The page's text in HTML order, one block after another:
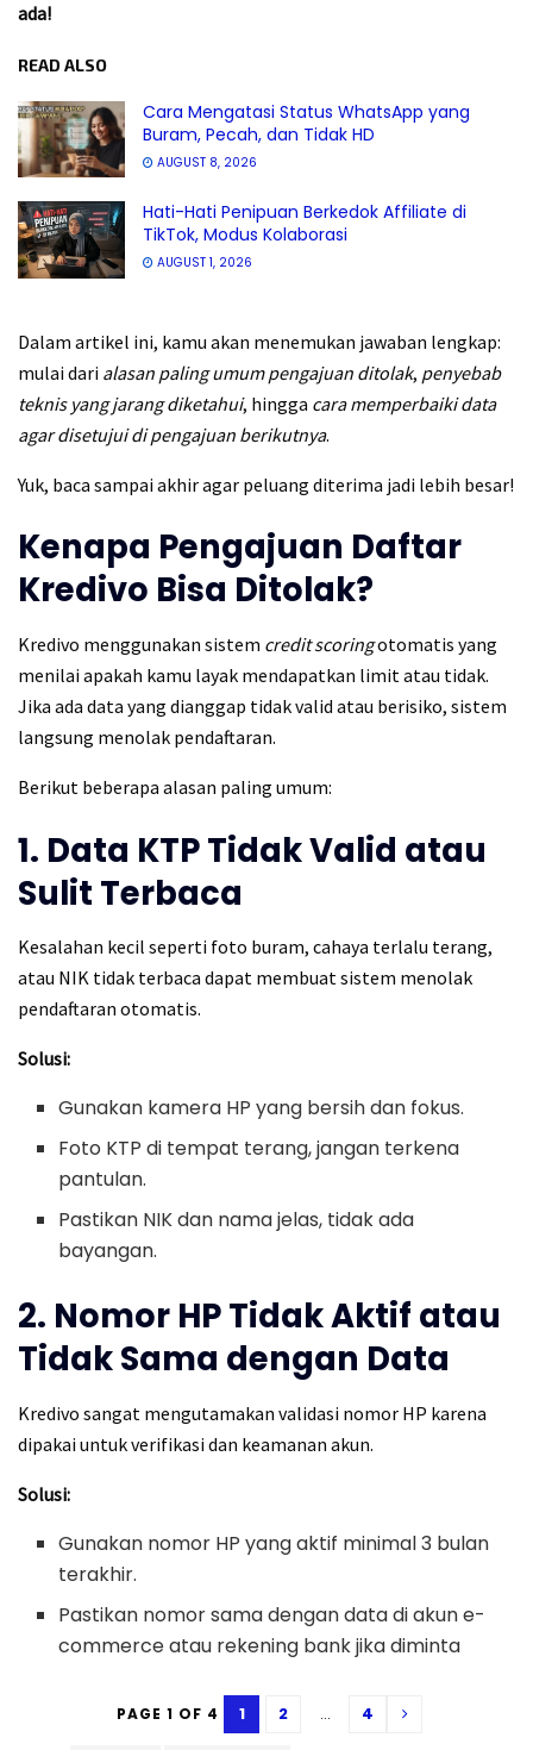
ada!
READ ALSO
Cara Mengatasi Status WhatsApp yang
Buram, Pecah, dan Tidak HD
AUGUST 8, 2026
Hati-Hati Penipuan Berkedok Affiliate di
TikTok, Modus Kolaborasi
AUGUST 1, 2026
Dalam artikel ini, kamu akan menemukan jawaban lengkap:
mulai dari alasan paling umum pengajuan ditolak, penyebab
teknis yang jarang diketahui, hingga cara memperbaiki data
agar disetujui di pengajuan berikutnya.
Yuk, baca sampai akhir agar peluang diterima jadi lebih besar!
Kenapa Pengajuan Daftar
Kredivo Bisa Ditolak?
Kredivo menggunakan sistem credit scoringotomatis yang
menilai apakah kamu layak mendapatkan limit atau tidak.
Jika ada data yang dianggap tidak valid atau berisiko, sistem
langsung menolak pendaftaran.
Berikut beberapa alasan paling umum:
1. Data KTP Tidak Valid atau
Sulit Terbaca
Kesalahan kecil seperti foto buram, cahaya terlalu terang,
atau NIK tidak terbaca dapat membuat sistem menolak
pendaftaran otomatis.
Solusi:
Gunakan kamera HP yang bersih dan fokus.
Foto KTP di tempat terang, jangan terkena
pantulan.
Pastikan NIK dan nama jelas, tidak ada
bayangan.
2. Nomor HP Tidak Aktif atau
Tidak Sama dengan Data
Kredivo sangat mengutamakan validasi nomor HP karena
dipakai untuk verifikasi dan keamanan akun.
Solusi:
Gunakan nomor HP yang aktif minimal 3 bulan
terakhir.
Pastikan nomor sama dengan data di akun e-
commerce atau rekening bank jika diminta
PAGE 1 OF 4 1 2 ... 4